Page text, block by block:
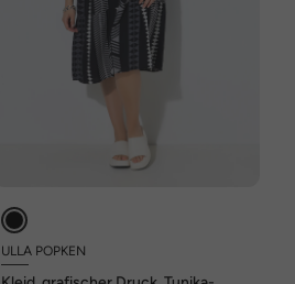
ULLA POPKEN